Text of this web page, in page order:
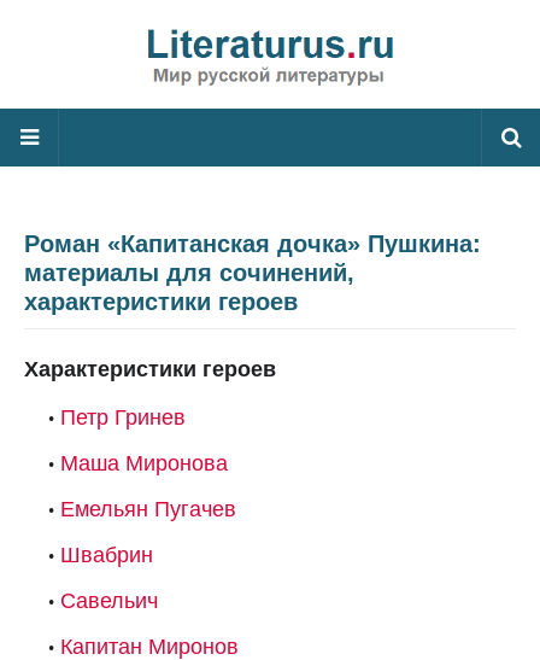
Роман «Капитанская дочка» Пушкина:
материалы для сочинений,
характеристики героев
Характеристики героев
Петр Гринев
Маша Миронова
Емельян Пугачев
Швабрин
Савельич
Капитан Миронов